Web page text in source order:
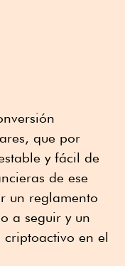
que por
y fácil de
de ese
un reglamento
a seguir y un
en el